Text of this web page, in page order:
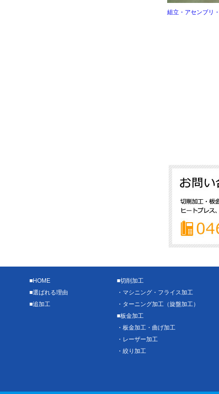
組立・アセンブリ
■HOME
■選ばれる理由
■追加工
■切削加工
・ マシニング・フライス加工
・ ターニング加工（旋盤加工）
■板金加工
・ 板金加工・曲げ加工
・ レーザー加工
・ 絞り加工